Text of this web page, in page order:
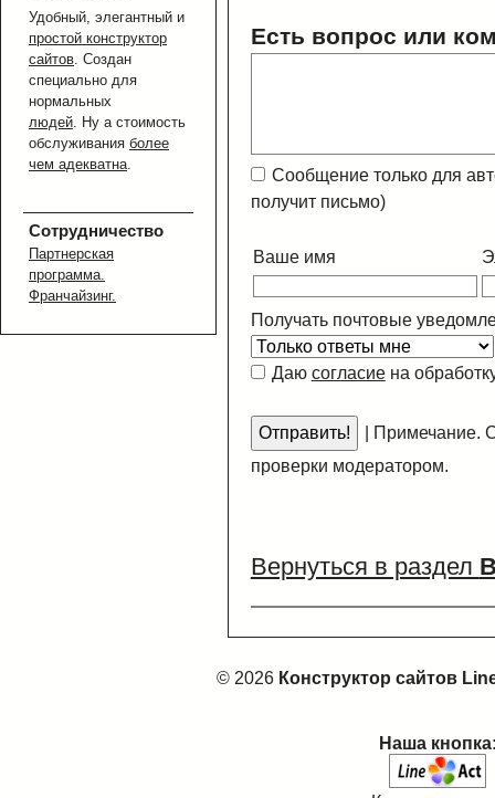
Удобный, элегантный и
простой конструктор
сайтов. Создан
специально для
нормальных
людей. Ну а стоимость
обслуживания более
чем адекватна.
Сотрудничество
Партнерская
программа.
Франчайзинг.
Есть вопрос или
Сообщение только для
получит письмо)
Ваше имя
Получать почтовые
Даю согласиена
Примечание.
проверки модератором.
Вернуться в раздел
© 2026 Конструктор сайтов
Наша